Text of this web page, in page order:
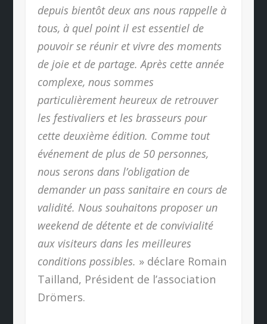
depuis bientôt deux ans nous rappelle à
tous, à quel point il est essentiel de
pouvoir se réunir et vivre des moments
de joie et de partage. Après cette année
complexe, nous sommes
particulièrement heureux de retrouver
les festivaliers et les brasseurs pour
cette deuxième édition. Comme tout
événement de plus de 50 personnes,
nous serons dans l’obligation de
demander un pass sanitaire en cours de
validité. Nous souhaitons proposer un
weekend de détente et de convivialité
aux visiteurs dans les meilleures
conditions possibles. » déclare Romain
Tailland, Président de l’association
Drömers.